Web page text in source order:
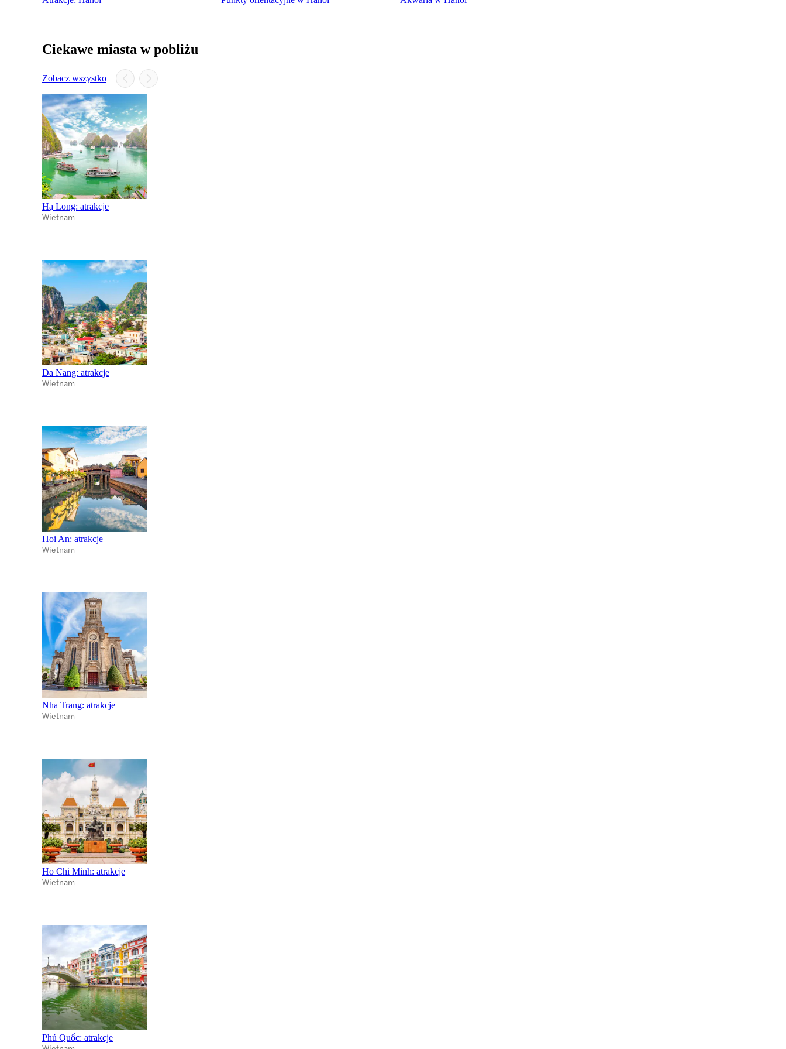
Ciekawe miasta w pobliżu
Zobacz wszystko
Hạ Long: atrakcje
Wietnam
Da Nang: atrakcje
Wietnam
Hoi An: atrakcje
Wietnam
Nha Trang: atrakcje
Wietnam
Ho Chi Minh: atrakcje
Wietnam
Phú Quốc: atrakcje